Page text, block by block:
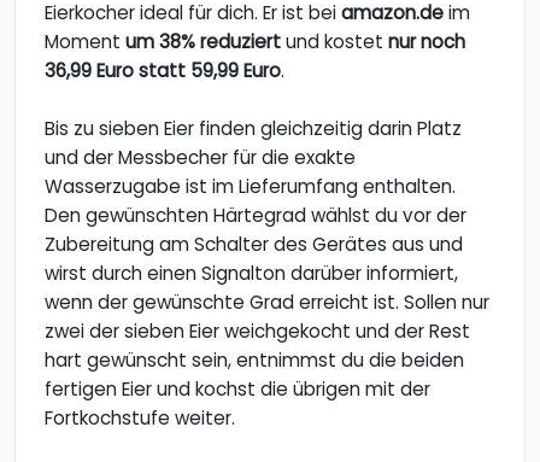
Eierkocher ideal für dich. Er ist beiamazon.deim
Moment um 38% reduziertund kostet nur noch
36,99 Euro statt 59,99 Euro.
Bis zu sieben Eier finden gleichzeitig darin Platz
und der Messbecher für die exakte
Wasserzugabe ist im Lieferumfang enthalten.
Den gewünschten Härtegrad wählst du vor der
Zubereitung am Schalter des Gerätes aus und
wirst durch einen Signalton darüber informiert,
wenn der gewünschte Grad erreicht ist. Sollen nur
zwei der sieben Eier weichgekocht und der Rest
hart gewünscht sein, entnimmst du die beiden
fertigen Eier und kochst die übrigen mit der
Fortkochstufe weiter.